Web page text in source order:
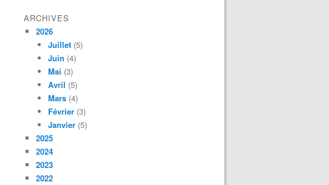
ARCHIVES
2026
Juillet (5)
Juin (4)
Mai (3)
Avril (5)
Mars (4)
Février (3)
Janvier (5)
2025
2024
2023
2022